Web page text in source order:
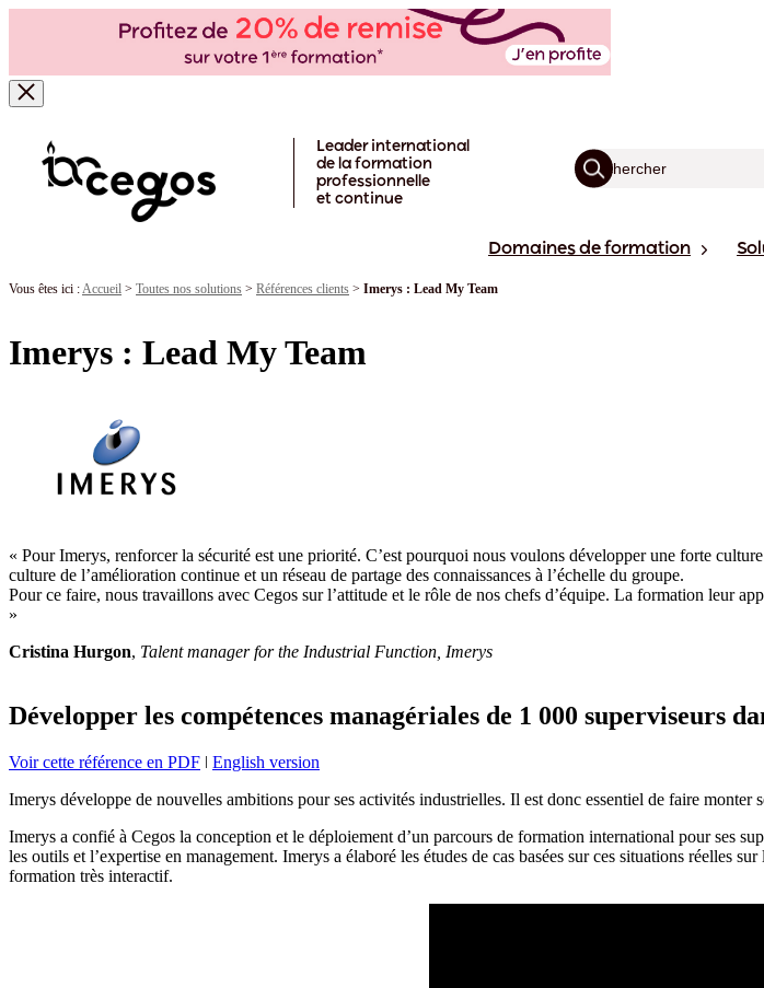
Leader international
de la formation
professionnelle
et continue
Domaines de formation
Vous êtes ici :Accueil > Toutes nos solutions > Références clients > Imerys : Lead My Team
Imerys : Lead My Team
« Pour Imerys, renforcer la sécurité est une priorité. C’est pourquoi nous voulons développer une forte
culture de l’amélioration continue et un réseau de partage des connaissances à l’échelle du groupe.
Pour ce faire, nous travaillons avec Cegos sur l’attitude et le rôle de nos chefs d’équipe. La formation leur
»
Cristina Hurgon, Talent manager for the Industrial Function, Imerys
Développer les compétences managériales de 1 000 superviseurs
Voir cette référence en PDF ǀ English version
Imerys développe de nouvelles ambitions pour ses activités industrielles. Il est donc essentiel de faire monter
Imerys a confié à Cegos la conception et le déploiement d’un parcours de formation international pour ses
les outils et l’expertise en management. Imerys a élaboré les études de cas basées sur ces situations
formation très interactif.